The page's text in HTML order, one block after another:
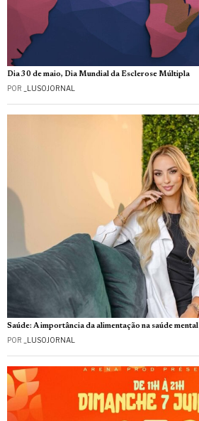
Dia 30 de maio, Dia Mundial da Esclerose Múltipla
POR _LUSOJORNAL
Saúde: A importância da alimentação na saúde mental
POR _LUSOJORNAL